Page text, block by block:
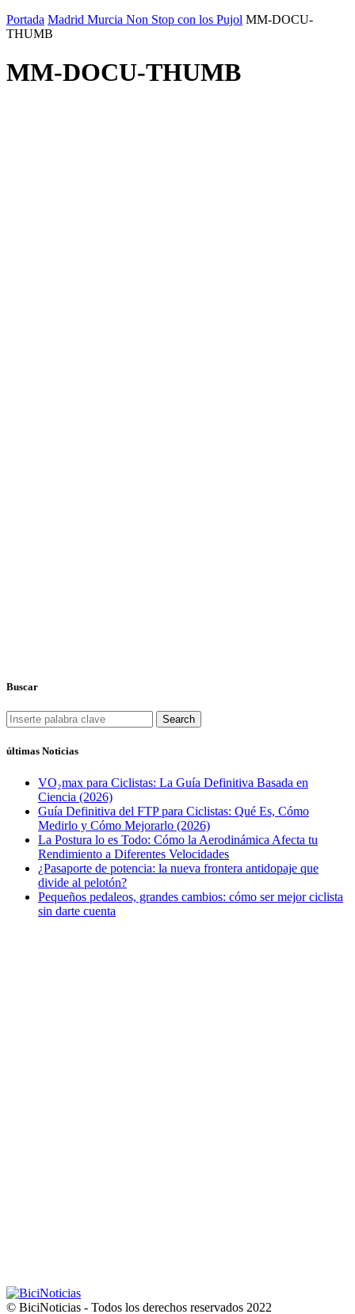
Portada Madrid Murcia Non Stop con los Pujol MM-DOCU-
THUMB
MM-DOCU-THUMB
Buscar
Search
últimas Noticias
VO₂max para Ciclistas: La Guía Definitiva Basada en
Ciencia (2026)
Guía Definitiva del FTP para Ciclistas: Qué Es, Cómo
Medirlo y Cómo Mejorarlo (2026)
La Postura lo es Todo: Cómo la Aerodinámica Afecta tu
Rendimiento a Diferentes Velocidades
¿Pasaporte de potencia: la nueva frontera antidopaje que
divide al pelotón?
Pequeños pedaleos, grandes cambios: cómo ser mejor ciclista
sin darte cuenta
© BiciNoticias - Todos los derechos reservados 2022